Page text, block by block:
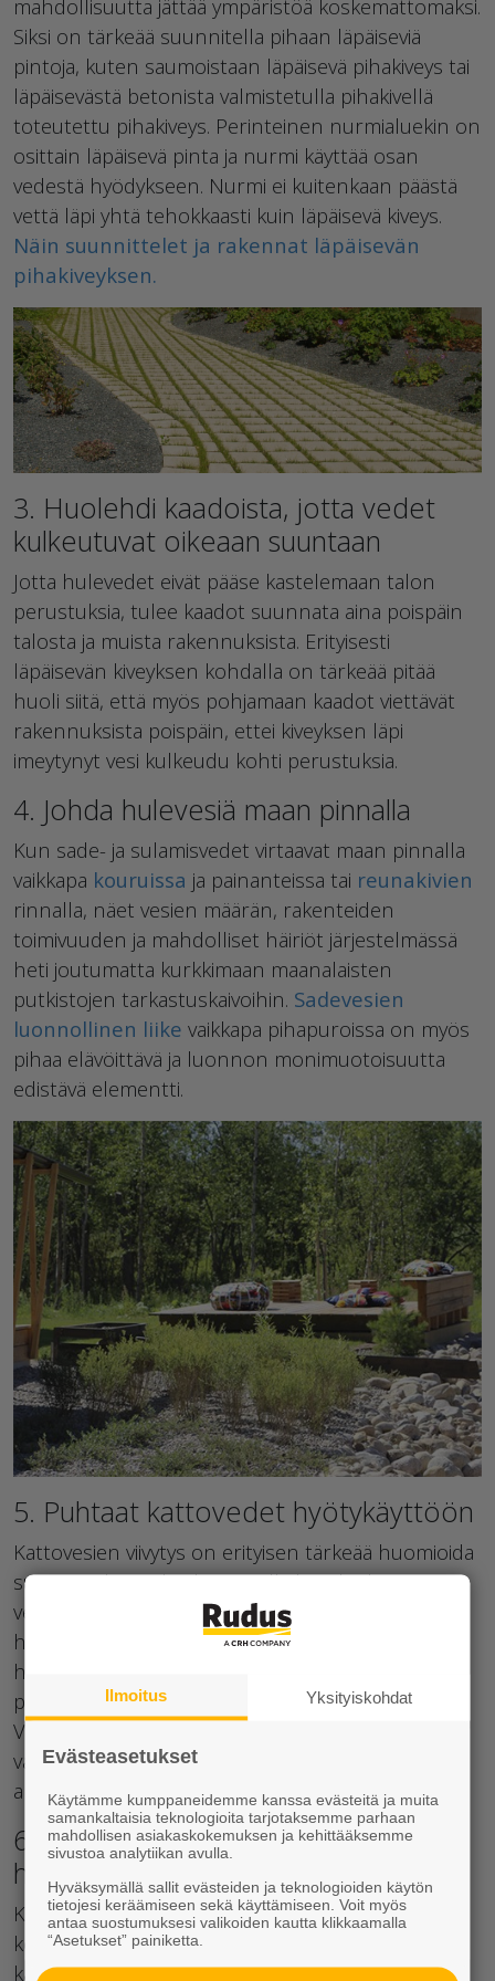
mahdollisuutta jättää ympäristöä koskemattomaksi.
Siksi on tärkeää suunnitella pihaan läpäiseviä
pintoja, kuten saumoistaan läpäisevä pihakiveys tai
läpäisevästä betonista valmistetulla pihakivellä
toteutettu pihakiveys. Perinteinen nurmialuekin on
osittain läpäisevä pinta ja nurmi käyttää osan
vedestä hyödykseen. Nurmi ei kuitenkaan päästä
vettä läpi yhtä tehokkaasti kuin läpäisevä kiveys.
Näin suunnittelet ja rakennat läpäisevän
pihakiveyksen.
3. Huolehdi kaadoista, jotta vedet
kulkeutuvat oikeaan suuntaan
Jotta hulevedet eivät pääse kastelemaan talon
perustuksia, tulee kaadot suunnata aina poispäin
talosta ja muista rakennuksista. Erityisesti
läpäisevän kiveyksen kohdalla on tärkeää pitää
huoli siitä, että myös pohjamaan kaadot viettävät
rakennuksista poispäin, ettei kiveyksen läpi
imeytynyt vesi kulkeudu kohti perustuksia.
4. Johda hulevesiä maan pinnalla
Kun sade- ja sulamisvedet virtaavat maan pinnalla
vaikkapa kouruissa ja painanteissa tai reunakivien
rinnalla, näet vesien määrän, rakenteiden
toimivuuden ja mahdolliset häiriöt järjestelmässä
heti joutumatta kurkkimaan maanalaisten
putkistojen tarkastuskaivoihin. Sadevesien
luonnollinen liike vaikkapa pihapuroissa on myös
pihaa elävöittävä ja luonnon monimuotoisuutta
edistävä elementti.
5. Puhtaat kattovedet hyötykäyttöön
Kattovesien viivytys on erityisen tärkeää huomioida
suunnittelussa, koska sateella katoilta kertyvät
vesimäärät ylikuormittavat kunnallista
hulevesiverkostoa, jos ne ohjataan suoraan
hulevesiviemäriin. Kattovedet ovat verrattain
puhtaita, joten ne on helppo hyödyntää pihassa.
Voit ohjata katolle satavan veden ränneistä
vaikkapakastelukaivoon
altaaseen.
Lue lisää hulevesisuunnittelusta.
6. Hyödynnä kasvillisuus hulevesien
hallinnassa tontilla
Kasvillisuus on erinomainen ja luonnonmukainen
keino edistää hulevesien hallintaa pihassa. Kasvit
käyttävät vettä elääkseen ja haihduttavat sitä
Ilmoitus Yksityiskohdat
Evästeasetukset
Käytämme kumppaneidemme kanssa evästeitä ja muita
samankaltaisia teknologioita tarjotaksemme parhaan
mahdollisen asiakaskokemuksen ja kehittääksemme
sivustoa analytiikan avulla.
Hyväksymällä sallit evästeiden ja teknologioiden käytön
tietojesi keräämiseen sekä käyttämiseen. Voit myös
antaa suostumuksesi valikoiden kautta klikkaamalla
“Asetukset” painiketta.